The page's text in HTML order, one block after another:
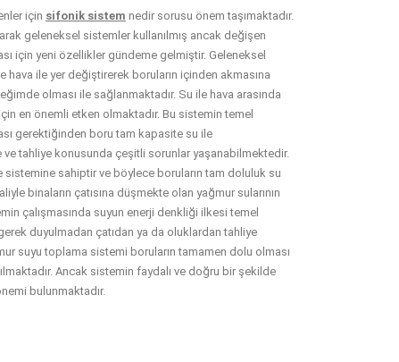
için sifonik sistem nedir sorusu önem taşımaktadır.
geleneksel sistemler kullanılmış ancak değişen
için yeni özellikler gündeme gelmiştir. Geleneksel
hava ile yer değiştirerek boruların içinden akmasına
olması ile sağlanmaktadır. Su ile hava arasında
en önemli etken olmaktadır. Bu sistemin temel
gerektiğinden boru tam kapasite su ile
ve tahliye konusunda çeşitli sorunlar yaşanabilmektedir.
sahiptir ve böylece boruların tam doluluk su
binaların çatısına düşmekte olan yağmur sularının
çalışmasında suyun enerji denkliği ilkesi temel
duyulmadan çatıdan ya da oluklardan tahliye
suyu toplama sistemi boruların tamamen dolu olması
Ancak sistemin faydalı ve doğru bir şekilde
bulunmaktadır.